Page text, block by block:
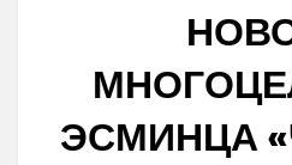
ЭСМИНЦА